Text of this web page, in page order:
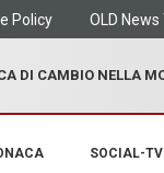
Policy OLD News
DI CAMBIO NELLA
SOCIAL-TV